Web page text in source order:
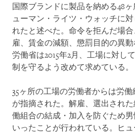
国際ブランドに製品を納める48
ューマン・ライツ・ウォッチに
れたと述べた。命令を拒んだ場
雇、賃金の減額、懲罰目的の異動
労働省は2015年2月、工場に対し
制を守るよう改めて求めている。
35ヶ所の工場の労働者からは労
が指摘された。解雇、選出され
働組合の結成・加入を防ぐため
いったことが行われている。ヒ